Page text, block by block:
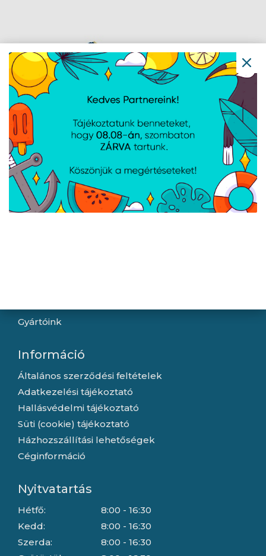
Kingston SSD 2TB NV3
M.2 2280 NVMe PCIe
WD 500GB Blue SN5000
M.2 PCIe Gen 4 x4 NVMe
Gyártóink
Információ
Általános szerződési feltételek
Adatkezelési tájékoztató
Hallásvédelmi tájékoztató
Süti (cookie) tájékoztató
Házhozszállítási lehetőségek
Céginformáció
Nyitvatartás
Hétfő:
Kedd:
Szerda:
8:00 - 16:30
8:00 - 16:30
8:00 - 16:30